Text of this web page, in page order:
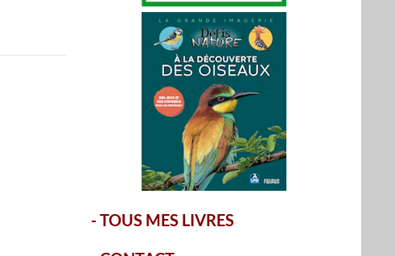
-TOUS MES LIVRES